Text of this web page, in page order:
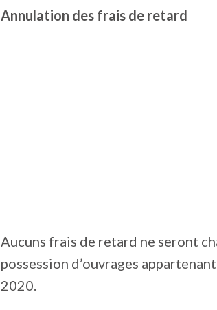
Annulation des frais de retard
Aucuns frais de retard ne seront
possession d’ouvrages
2020.